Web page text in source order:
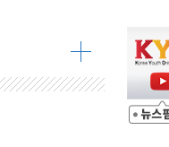
11.63%
7.47%